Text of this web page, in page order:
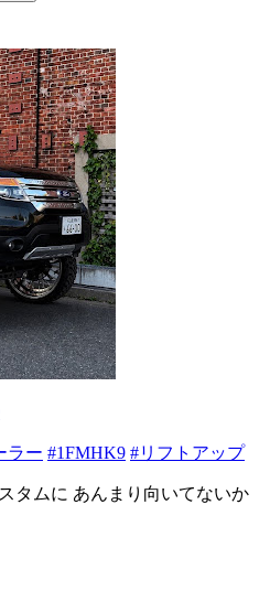
ラー #1FMHK9 #リフトアップ
タムに あんまり向いてないか